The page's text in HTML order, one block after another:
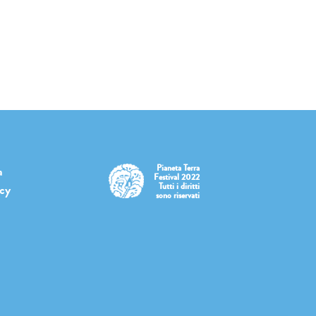
Pianeta Terra
Festival 2022
Tutti i diritti
sono riservati